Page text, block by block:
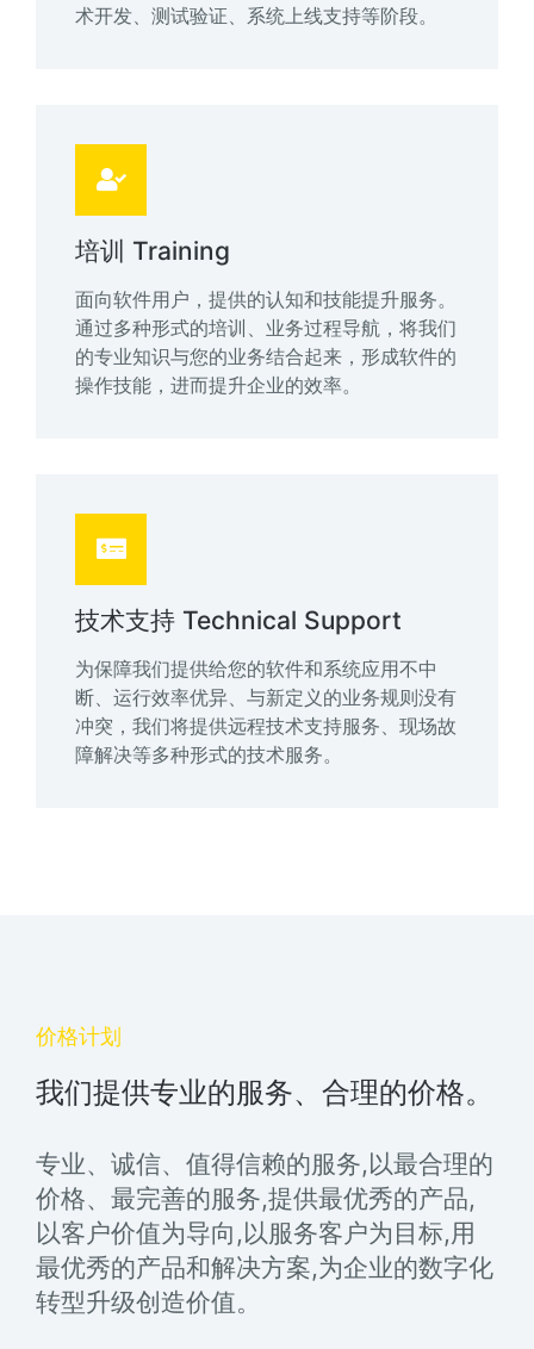
术开发、测试验证、系统上线支持等阶段。
培训 Training
面向软件用户，提供的认知和技能提升服务。
通过多种形式的培训、业务过程导航，将我们
的专业知识与您的业务结合起来，形成软件的
操作技能，进而提升企业的效率。
技术支持 Technical Support
为保障我们提供给您的软件和系统应用不中
断、运行效率优异、与新定义的业务规则没有
冲突，我们将提供远程技术支持服务、现场故
障解决等多种形式的技术服务。
价格计划
我们提供专业的服务、合理的价格。
专业、诚信、值得信赖的服务,以最合理的
价格、最完善的服务,提供最优秀的产品,
以客户价值为导向,以服务客户为目标,用
最优秀的产品和解决方案,为企业的数字化
转型升级创造价值。